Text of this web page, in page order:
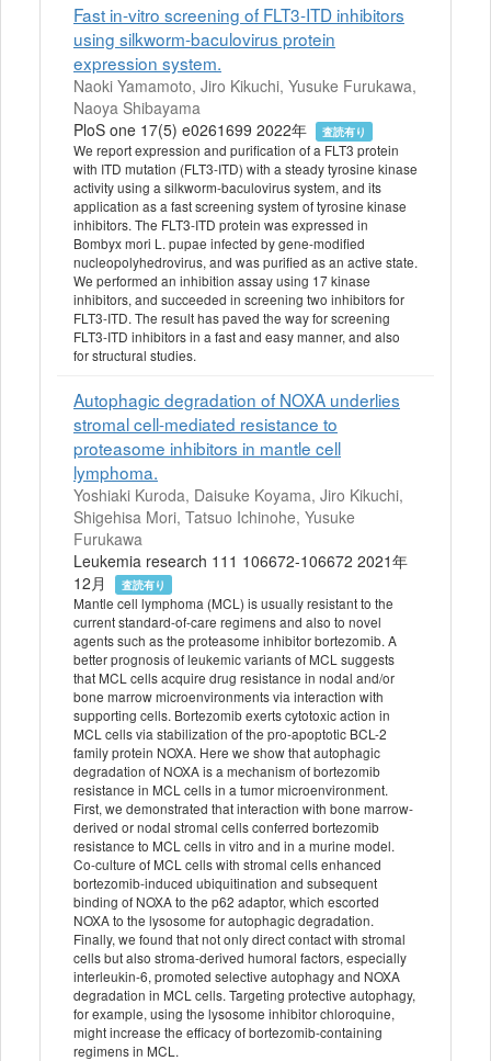
Fast in-vitro screening of FLT3-ITD inhibitors
using silkworm-baculovirus protein
expression system.
Naoki Yamamoto, Jiro Kikuchi, Yusuke Furukawa,
Naoya Shibayama
PloS one 17(5) e0261699 2022年
査読有り
We report expression and purification of a FLT3 protein
with ITD mutation (FLT3-ITD) with a steady tyrosine kinase
activity using a silkworm-baculovirus system, and its
application as a fast screening system of tyrosine kinase
inhibitors. The FLT3-ITD protein was expressed in
Bombyx mori L. pupae infected by gene-modified
nucleopolyhedrovirus, and was purified as an active state.
We performed an inhibition assay using 17 kinase
inhibitors, and succeeded in screening two inhibitors for
FLT3-ITD. The result has paved the way for screening
FLT3-ITD inhibitors in a fast and easy manner, and also
for structural studies.
Autophagic degradation of NOXA underlies
stromal cell-mediated resistance to
proteasome inhibitors in mantle cell
lymphoma.
Yoshiaki Kuroda, Daisuke Koyama, Jiro Kikuchi,
Shigehisa Mori, Tatsuo Ichinohe, Yusuke
Furukawa
Leukemia research 111 106672-106672 2021年
12月
査読有り
Mantle cell lymphoma (MCL) is usually resistant to the
current standard-of-care regimens and also to novel
agents such as the proteasome inhibitor bortezomib. A
better prognosis of leukemic variants of MCL suggests
that MCL cells acquire drug resistance in nodal and/or
bone marrow microenvironments via interaction with
supporting cells. Bortezomib exerts cytotoxic action in
MCL cells via stabilization of the pro-apoptotic BCL-2
family protein NOXA. Here we show that autophagic
degradation of NOXA is a mechanism of bortezomib
resistance in MCL cells in a tumor microenvironment.
First, we demonstrated that interaction with bone marrow-
derived or nodal stromal cells conferred bortezomib
resistance to MCL cells in vitro and in a murine model.
Co-culture of MCL cells with stromal cells enhanced
bortezomib-induced ubiquitination and subsequent
binding of NOXA to the p62 adaptor, which escorted
NOXA to the lysosome for autophagic degradation.
Finally, we found that not only direct contact with stromal
cells but also stroma-derived humoral factors, especially
interleukin-6, promoted selective autophagy and NOXA
degradation in MCL cells. Targeting protective autophagy,
for example, using the lysosome inhibitor chloroquine,
might increase the efficacy of bortezomib-containing
regimens in MCL.